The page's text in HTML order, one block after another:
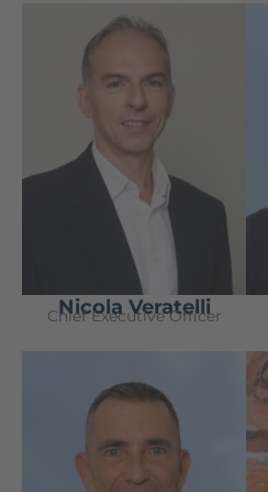
Nicola Veratelli
Chief Executive Officer